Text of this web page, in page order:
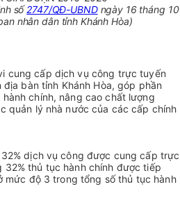
số2747/QĐ-UBNDngày 16 tháng 10
nhân dân tỉnh Khánh Hòa)
cung cấp dịch vụ công trực tuyến
bàn tỉnh Khánh Hòa, góp phần
chính, nâng cao chất lượng
quản lý nhà nước của các cấp chính
dịch vụ công được cung cấp trực
thủ tục hành chính được tiếp
mức độ 3 trong tổng số thủ tục hành